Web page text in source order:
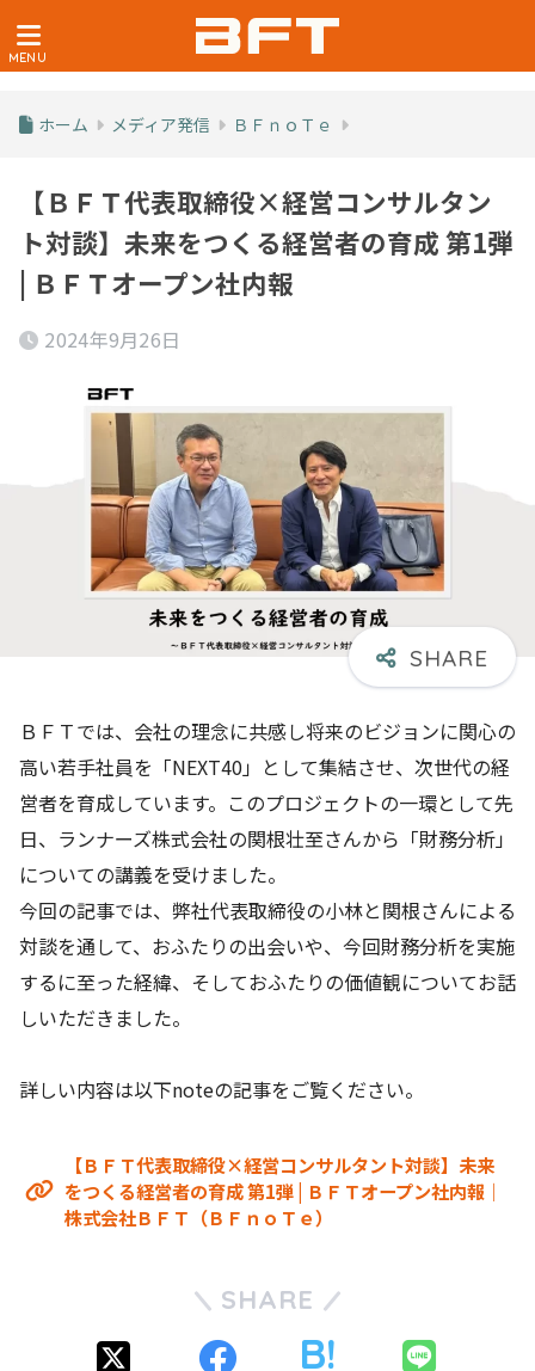
ホーム メディア発信 ＢＦｎｏＴｅ
【ＢＦＴ代表取締役×経営コンサルタン
ト対談】未来をつくる経営者の育成 第1弾
| ＢＦＴオープン社内報
2024年9月26日
ＢＦＴでは、会社の理念に共感し将来のビジョンに関心の
高い若手社員を「NEXT40」として集結させ、次世代の経
営者を育成しています。このプロジェクトの一環として先
日、ランナーズ株式会社の関根壮至さんから「財務分析」
についての講義を受けました。
今回の記事では、弊社代表取締役の小林と関根さんによる
対談を通して、おふたりの出会いや、今回財務分析を実施
するに至った経緯、そしておふたりの価値観についてお話
しいただきました。
詳しい内容は以下noteの記事をご覧ください。
【ＢＦＴ代表取締役×経営コンサルタント対談】未来
をつくる経営者の育成 第1弾 | ＢＦＴオープン社内報｜
株式会社ＢＦＴ（ＢＦｎｏＴｅ）
SHARE